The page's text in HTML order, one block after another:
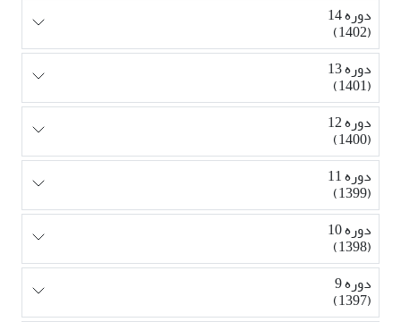
دوره 14
(1402)
دوره 13
(1401)
دوره 12
(1400)
دوره 11
(1399)
دوره 10
(1398)
دوره 9
(1397)